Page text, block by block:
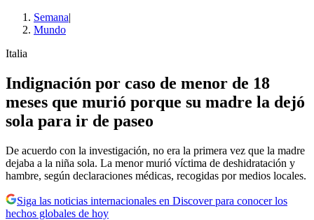
Semana|
Mundo
Italia
Indignación por caso de menor de 18
meses que murió porque su madre la dejó
sola para ir de paseo
De acuerdo con la investigación, no era la primera vez que la madre
dejaba a la niña sola. La menor murió víctima de deshidratación y
hambre, según declaraciones médicas, recogidas por medios locales.
Siga las noticias internacionales en Discover para conocer los
hechos globales de hoy